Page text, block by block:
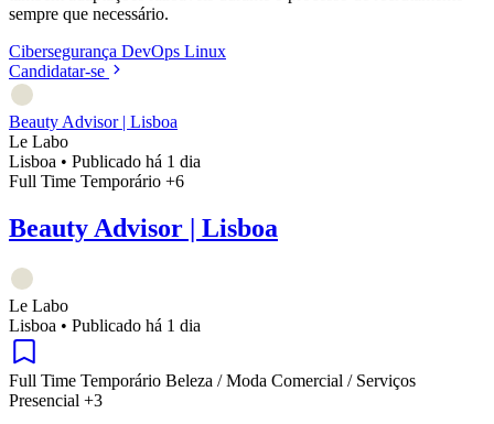
sempre que necessário.
Cibersegurança DevOps Linux
Candidatar-se
Beauty Advisor | Lisboa
Le Labo
Lisboa • Publicado há 1 dia
Full Time Temporário +6
Beauty Advisor | Lisboa
Le Labo
Lisboa • Publicado há 1 dia
Full Time Temporário Beleza / Moda Comercial / Serviços
Presencial +3